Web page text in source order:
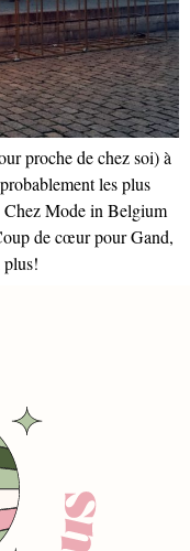
proche de chez soi) à
les plus
Chez Mode in Belgium
de cœur pour Gand,